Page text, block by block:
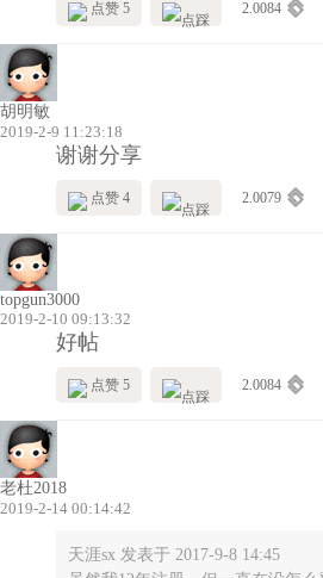
点赞 5 2.0084
胡明敏
2019-2-9 11:23:18
谢谢分享
点赞 4 2.0079
topgun3000
2019-2-10 09:13:32
好帖
点赞 5 2.0084
老杜2018
2019-2-14 00:14:42
天涯sx 发表于 2017-9-8 14:45